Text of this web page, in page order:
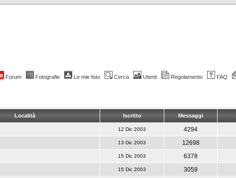
Forum Fotografie Le mie foto Cerca Utenti Regolamento FAQ
Località Iscritto Messaggi
12 Dic 2003
4294
13 Dic 2003
12698
15 Dic 2003
6378
15 Dic 2003
3059